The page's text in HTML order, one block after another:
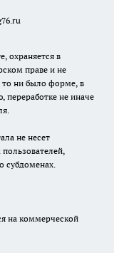
охраняется в
праве и не
то ни было форме, в
переработке не иначе
не несет
субдоменах.
на коммерческой